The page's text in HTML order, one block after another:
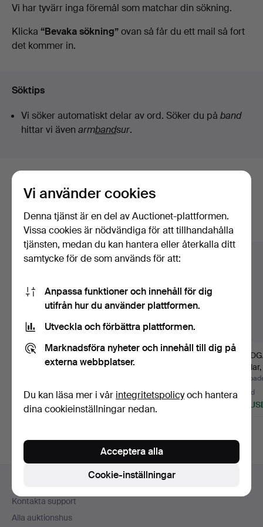
Jönköping
Pågående
auktioner
Vi har tyvärr inga föremål som matchar din sökning.
Klicka “Bevaka sökning”ovan så får du ett mail så fort
det kommer in.
Söktips
Vi söker automatiskt delar av ord. Söker du på band
hittar vi även armbandsur.
Här är föremål från vårt arkiv som
matchar din sökning
Visa alla föremål
SITTGRUPP. 3-delar,
stomme i bambu,
1 bud
32 USD
delar, teak, Life at
9 bud
74 USD
6
13 bud
148
Sidfotsnavigation
Kontakta support
Alla auktionshus
Vi använder cookies
Denna tjänst är en del av Auctionet-plattformen.
Vissa cookies är nödvändiga för att tillhandahålla
tjänsten, medan du kan hantera eller återkalla ditt
samtycke för de som används för att:
Anpassa funktioner och innehåll för dig
utifrån hur du använder plattformen.
Utveckla och förbättra plattformen.
Marknadsföra nyheter och innehåll till dig på
externa webbplatser.
Du kan läsa mer i vår integritetspolicyoch hantera
dina cookieinställningar nedan.
Cookie-inställningar
Acceptera alla